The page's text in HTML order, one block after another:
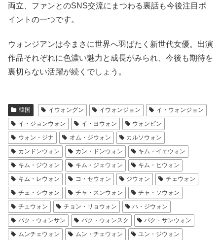
両立、ファンとのSNS交流にまつわる裏話も今後注目ポ
イントの一つです。
ウォンジアンは今まさに世界へ羽ばたく新世代女優。出演
作品それぞれに色濃い魅力と成長がみられ、今後も期待を
裏切らない活躍が続くでしょう。
韓国 イウォングン イウォンジョン
イ・ウォンジョン
イ・ジョンウォン
イ・ヨウォン
ウォンビン
ウォン・ジナ
オム・ジウォン
カルソウォン
カンドンウォン
カン・ドンウォン
キム・イェウォン
キム・ジウォン
キム・ジェウォン
キム・ヒウォン
キム・レウォン
コ・セウォン ジウォン
チェウォン
チェ・シウォン
チャ・スンウォン
チャ・ソウォン
チュウォン
チョン・リョウォン
ハ・ジウォン
パク・ウォンサン
パク・ウォンスク
パク・サンウォン
ムンチェウォン
ムン・チェウォン
ユン・ジウォン